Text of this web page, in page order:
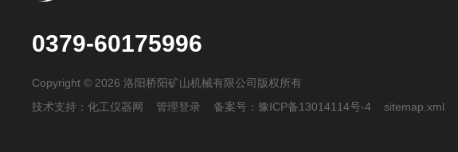
0379-60175996
Copyright © 2026 洛阳桥阳矿山机械有限公司版权所有
技术支持：化工仪器网 管理登录 备案号： 豫ICP备13014114号-4 sitemap.xml